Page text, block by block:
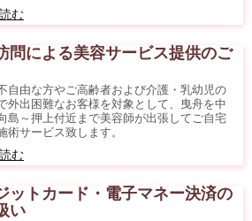
む
問による美容サービス提供のご
自由な方やご高齢者および介護・乳幼児の
外出困難なお客様を対象として、曳舟を中
島～押上付近まで美容師が出張してご自宅
術サービス致します。
む
ットカード・電子マネー決済の
い